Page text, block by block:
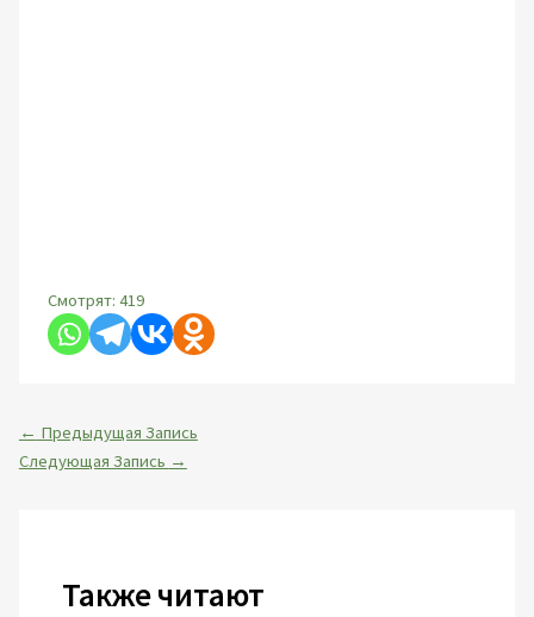
Смотрят: 419
← Предыдущая Запись
Следующая Запись →
Также читают